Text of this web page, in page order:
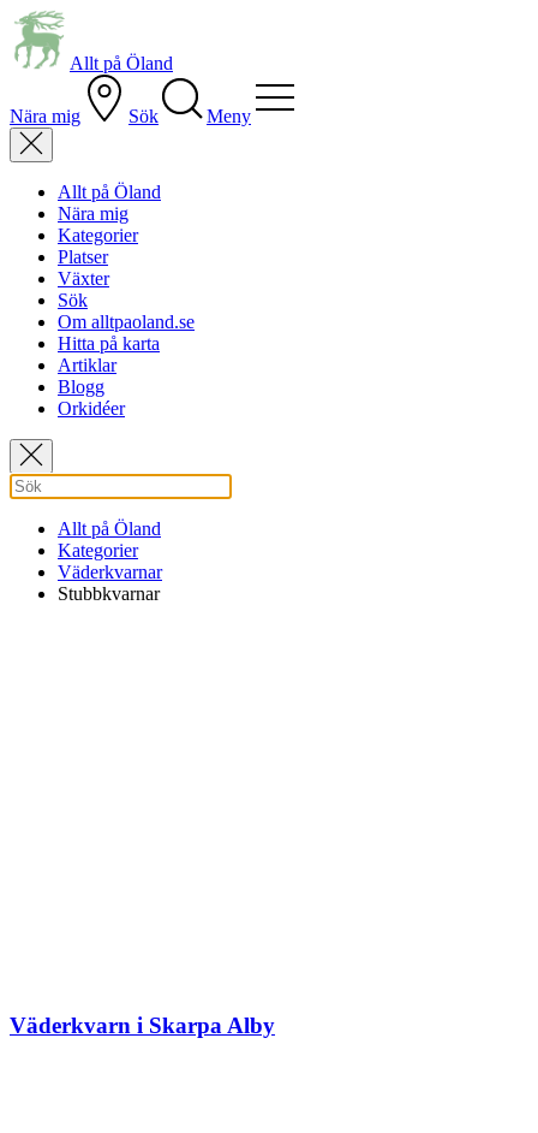
Allt på Öland
Nära mig Sök Meny
Allt på Öland
Nära mig
Kategorier
Platser
Växter
Sök
Om alltpaoland.se
Hitta på karta
Artiklar
Blogg
Orkidéer
Allt på Öland
Kategorier
Väderkvarnar
Stubbkvarnar
Väderkvarn i Skarpa Alby